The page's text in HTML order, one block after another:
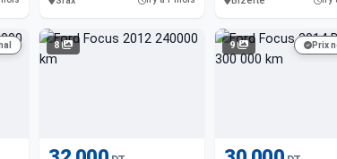
8 9 Prix